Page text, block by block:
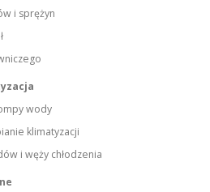
i sprężyn
wody
klimatyzacji
i węży chłodzenia